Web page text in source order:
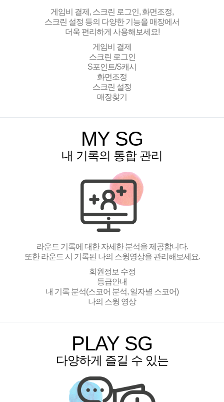
게임비 결제, 스크린 로그인, 화면조정,
스크린 설정 등의 다양한 기능을 매장에서
더욱 편리하게 사용해보세요!
게임비 결제
스크린 로그인
S포인트/S캐시
화면조정
스크린 설정
매장찾기
MY SG
내 기록의 통합 관리
라운드 기록에 대한 자세한 분석을 제공합니다.
또한 라운드 시 기록된 나의 스윙영상을 관리해보세요.
회원정보 수정
등급안내
내 기록 분석(스코어 분석, 일자별 스코어)
나의 스윙 영상
PLAY SG
다양하게 즐길 수 있는